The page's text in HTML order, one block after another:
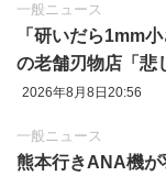
一般ニュース
「研いだら1mm
の老舗刃物店「悲
2026年8月8日20:56
一般ニュース
熊本行きANA機が